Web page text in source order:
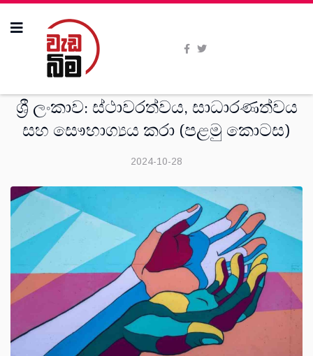
ශ්‍රී ලංකාව: ස්ථාවරත්වය, සාධාරණත්වය
සහ සෞභාග්‍යය කරා (පළමු කොටස)
2024-10-28